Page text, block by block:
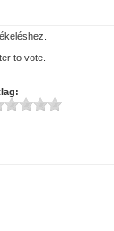
to vote.